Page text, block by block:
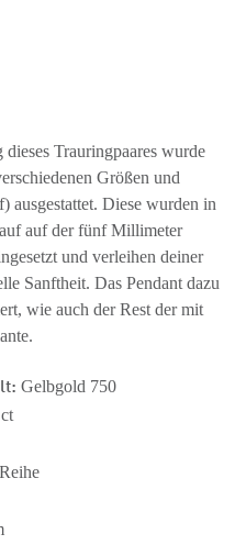
dieses Trauringpaares wurde
Größen und
ausgestattet. Diese wurden in
auf der fünf Millimeter
und verleihen deiner
Sanftheit. Das Pendant dazu
wie auch der Rest der mit
Gelbgold 750
Reihe